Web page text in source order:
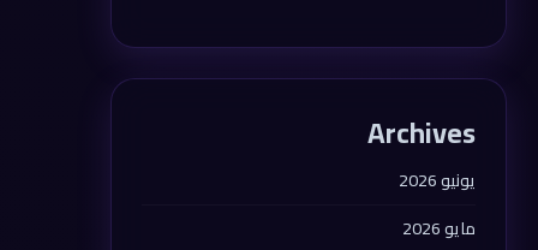
Archives
يونيو 2026
مايو 2026